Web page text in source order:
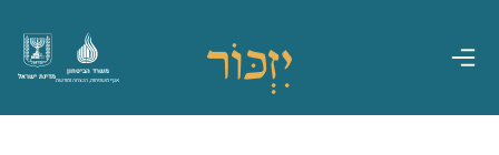
מדינת ישראל
משרד הביטחון
אגף משפחות, הנצחה ומורשת